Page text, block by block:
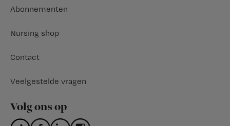
Abonnementen
Nursing shop
Contact
Veelgestelde vragen
Volg ons op